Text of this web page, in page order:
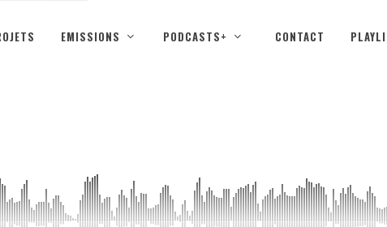
EMISSIONS PODCASTS+ CONTACT